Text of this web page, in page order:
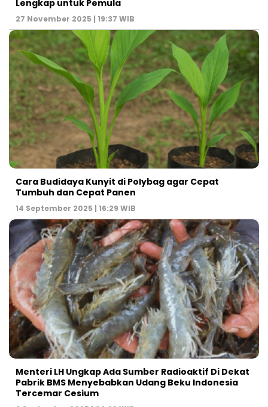
Lengkap untuk Pemula
27 November 2025 | 19:37 WIB
Cara Budidaya Kunyit di Polybag agar Cepat
Tumbuh dan Cepat Panen
14 September 2025 | 16:29 WIB
Menteri LH Ungkap Ada Sumber Radioaktif Di Dekat
Pabrik BMS Menyebabkan Udang Beku Indonesia
Tercemar Cesium